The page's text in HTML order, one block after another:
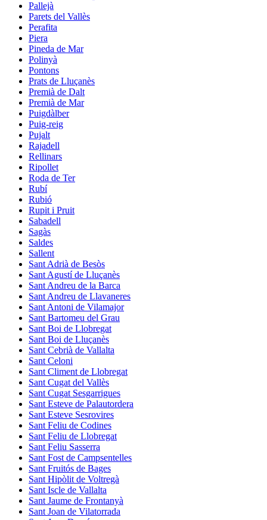
Pallejà
Parets del Vallès
Perafita
Piera
Pineda de Mar
Polinyà
Pontons
Prats de Lluçanès
Premià de Dalt
Premià de Mar
Puigdàlber
Puig-reig
Pujalt
Rajadell
Rellinars
Ripollet
Roda de Ter
Rubí
Rubió
Rupit i Pruit
Sabadell
Sagàs
Saldes
Sallent
Sant Adrià de Besòs
Sant Agustí de Lluçanès
Sant Andreu de la Barca
Sant Andreu de Llavaneres
Sant Antoni de Vilamajor
Sant Bartomeu del Grau
Sant Boi de Llobregat
Sant Boi de Lluçanès
Sant Cebrià de Vallalta
Sant Celoni
Sant Climent de Llobregat
Sant Cugat del Vallès
Sant Cugat Sesgarrigues
Sant Esteve de Palautordera
Sant Esteve Sesrovires
Sant Feliu de Codines
Sant Feliu de Llobregat
Sant Feliu Sasserra
Sant Fost de Campsentelles
Sant Fruitós de Bages
Sant Hipòlit de Voltregà
Sant Iscle de Vallalta
Sant Jaume de Frontanyà
Sant Joan de Vilatorrada